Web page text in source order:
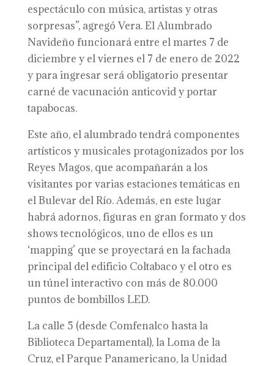
espectáculo con música, artistas y otras
sorpresas”, agregó Vera. El Alumbrado
Navideño funcionará entre el martes 7 de
diciembre y el viernes el 7 de enero de 2022
y para ingresar será obligatorio presentar
carné de vacunación anticovid y portar
tapabocas.
Este año, el alumbrado tendrá componentes
artísticos y musicales protagonizados por los
Reyes Magos, que acompañarán a los
visitantes por varias estaciones temáticas en
el Bulevar del Río. Además, en este lugar
habrá adornos, figuras en gran formato y dos
shows tecnológicos, uno de ellos es un
‘mapping’ que se proyectará en la fachada
principal del edificio Coltabaco y el otro es
un túnel interactivo con más de 80.000
puntos de bombillos LED.
La calle 5 (desde Comfenalco hasta la
Biblioteca Departamental), la Loma de la
Cruz, el Parque Panamericano, la Unidad